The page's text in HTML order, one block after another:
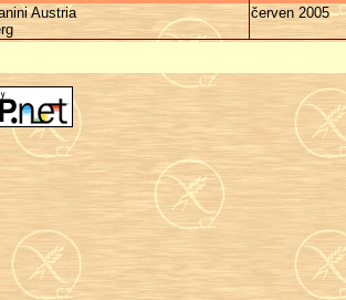
Austria
červen 2005